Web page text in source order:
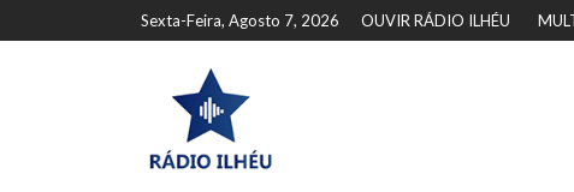
Sexta-Feira, Agosto 7, 2026 OUVIR RÁDIO ILHÉU